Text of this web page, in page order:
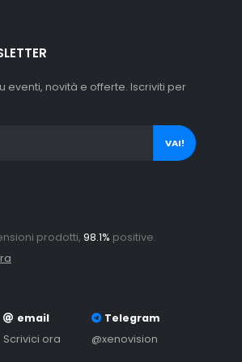
eventi, novità e offerte. Iscriviti per
VAI!
prodotti, 98.1% positive.
email
Scrivici ora
Telegram
@xenovision